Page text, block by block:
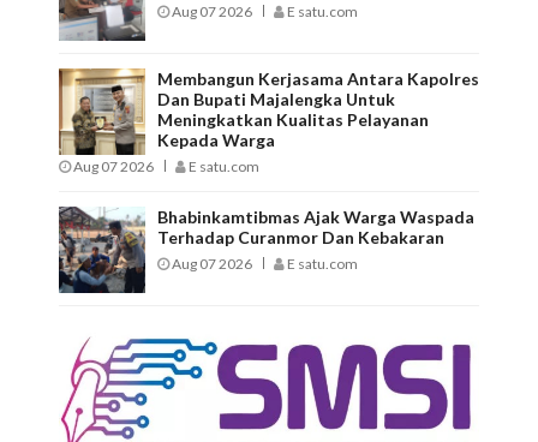
Aug 07 2026 E satu.com
Membangun Kerjasama Antara Kapolres
Dan Bupati Majalengka Untuk
Meningkatkan Kualitas Pelayanan
Kepada Warga
Aug 07 2026 E satu.com
Bhabinkamtibmas Ajak Warga Waspada
Terhadap Curanmor Dan Kebakaran
Aug 07 2026 E satu.com